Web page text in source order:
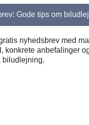
Gode tips om
nyhedsbrev med
konkrete anbefalinger
biludlejning.